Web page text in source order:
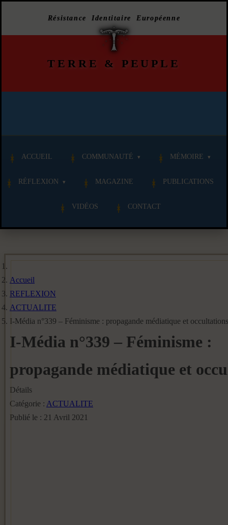
Résistance Identitaire Européenne
TERRE & PEUPLE
ACCUEIL COMMUNAUTÉ MÉMOIRE
RÉFLEXION MAGAZINE PUBLICATIONS
VIDÉOS CONTACT
Accueil
REFLEXION
ACTUALITE
I-Média n°339 – Féminisme : propagande médiatique et occultations
I-Média n°339 – Féminisme :
propagande médiatique et
Détails
Catégorie : ACTUALITE
Publié le : 21 Avril 2021